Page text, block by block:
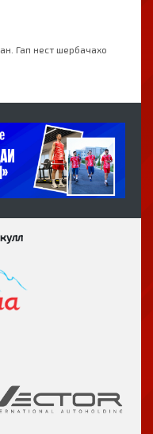
Гап нест шербачахо